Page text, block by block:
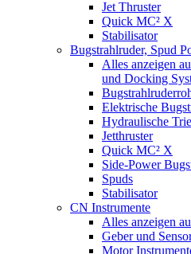
Jet Thruster
Quick MC² X
Stabilisator
Bugstrahlruder, Spud
Alles anzeigen
und Docking
Elektrische
Hydraulische
Jetthruster
Quick MC² X
Side-Power
Spuds
Stabilisator
CN Instrumente
Alles anzeigen
Geber und
Motor